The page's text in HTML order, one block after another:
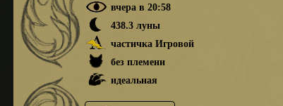
вчера в 20:58
438.3 луны
частичка Игровой
без племени
идеальная